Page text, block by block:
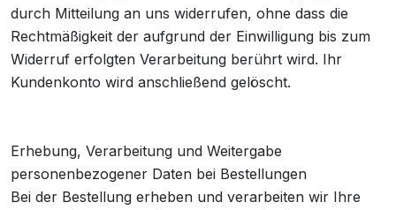
durch Mitteilung an uns widerrufen, ohne dass die
Rechtmäßigkeit der aufgrund der Einwilligung bis zum
Widerruf erfolgten Verarbeitung berührt wird. Ihr
Kundenkonto wird anschließend gelöscht.
Erhebung, Verarbeitung und Weitergabe
personenbezogener Daten bei Bestellungen
Bei der Bestellung erheben und verarbeiten wir Ihre